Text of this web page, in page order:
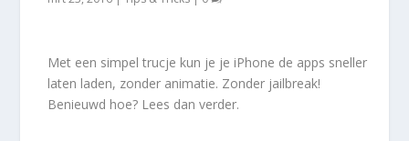
Met een simpel trucje kun je je iPhone de apps sneller
laten laden, zonder animatie. Zonder jailbreak!
Benieuwd hoe? Lees dan verder.